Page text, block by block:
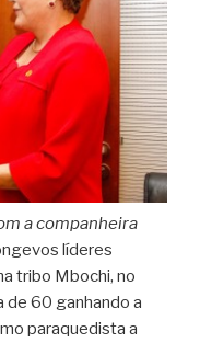
a companheira
líderes
tribo Mbochi, no
de 60 ganhando a
paraquedista a